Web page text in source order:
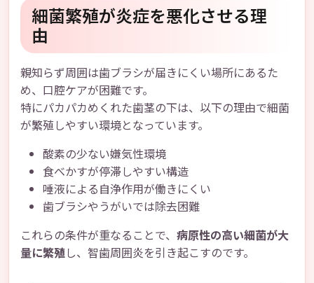
細菌繁殖が炎症を悪化させる理
由
親知らず周囲は歯ブラシが届きにくい場所にあるた
め、口腔ケアが困難です。
特にパカパカめくれた歯茎の下は、以下の理由で細菌
が繁殖しやすい環境となっています。
酸素の少ない嫌気性環境
食べかすが停滞しやすい構造
唾液による自浄作用が働きにくい
歯ブラシやうがいでは除去困難
これらの条件が重なることで、 病原性の高い細菌が大
量に繁殖し、智歯周囲炎を引き起こすのです。